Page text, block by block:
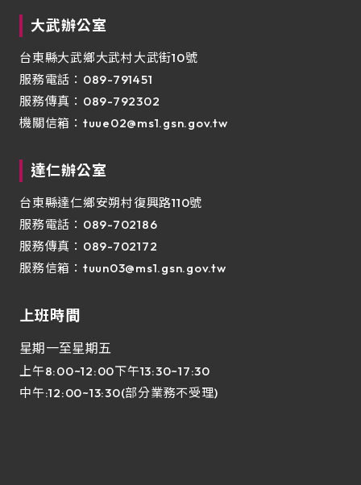
大武辦公室
台東縣大武鄉大武村大武街10號
服務電話：089-791451
服務傳真：089-792302
機關信箱： tuue02@ms1.gsn.gov.tw
達仁辦公室
台東縣達仁鄉安朔村復興路110號
服務電話：089-702186
服務傳真：089-702172
服務信箱： tuun03@ms1.gsn.gov.tw
上班時間
星期一至星期五
上午8:00~12:00下午13:30~17:30
中午:12:00~13:30(部分業務不受理)